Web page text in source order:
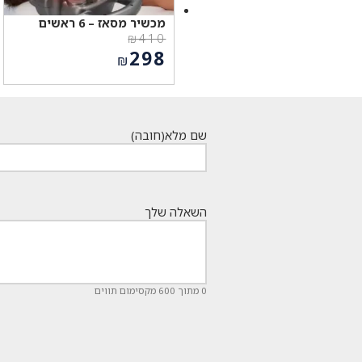
מכשיר מסאז – 6 ראשים
₪410
המחיר
המקורי
היה:
₪298
שם מלא(חובה)
השאלה שלך
0 מתוך 600 מקסימום תווים